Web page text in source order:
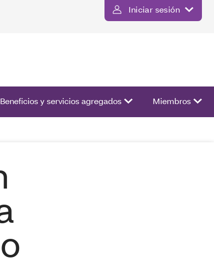
Iniciar sesión
opciones.
Beneficios y servicios agregados Miembros